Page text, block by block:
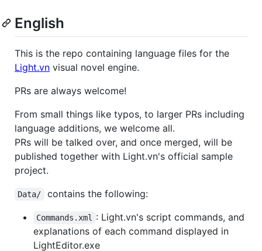
English
This is the repo containing language files for the
Light.vn visual novel engine.
PRs are always welcome!
From small things like typos, to larger PRs including
language additions, we welcome all.
PRs will be talked over, and once merged, will be
published together with Light.vn's official sample
project.
Data/ contains the following:
Commands.xml
: Light.vn's script commands, and
explanations of each command displayed in
LightEditor.exe